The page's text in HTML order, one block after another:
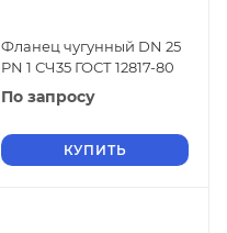
Фланец чугунный DN 25
PN 1 СЧ35 ГОСТ 12817-80
По запросу
КУПИТЬ